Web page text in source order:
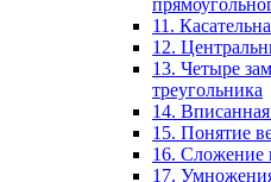
11.
12.
13. Четыре
треугольника
14.
15. Понятие
16. Сложение
17.